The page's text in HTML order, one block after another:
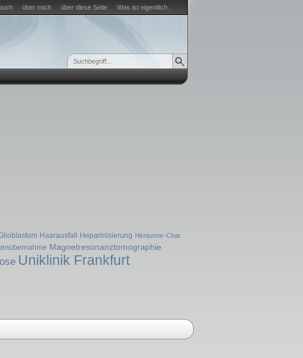
über mich über diese Seite Was ist eigentlich..
Haarausfall Heparinisierung Hirntumor-Chat
Magnetresonanztomographie
Uniklinik Frankfurt